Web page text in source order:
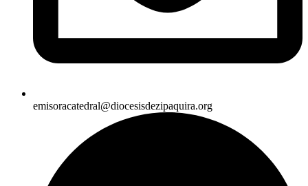
emisoracatedral@diocesisdezipaquira.org